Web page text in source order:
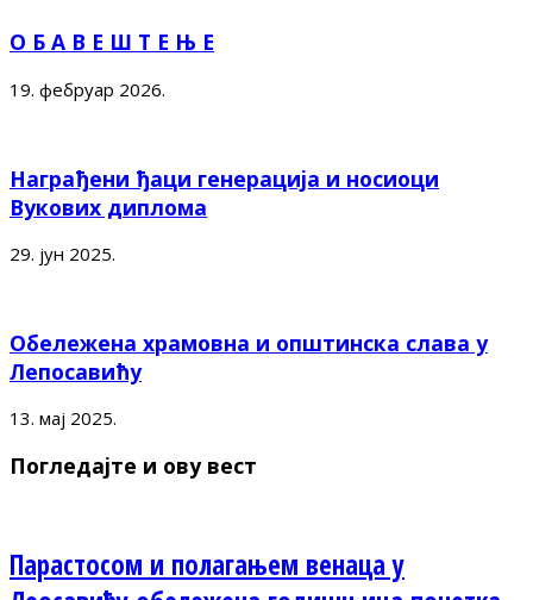
О Б А В Е Ш Т Е Њ Е
19. фебруар 2026.
Награђени ђаци генерација и носиоци
Вукових диплома
29. јун 2025.
Обележена храмовна и општинска слава у
Лепосавићу
13. мај 2025.
Погледајте и ову вест
Парастосом и полагањем венаца у